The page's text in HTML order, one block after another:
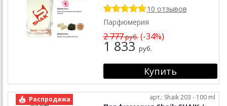
10 отзывов
Парфюмерия
2 777руб.(-34%)
1 833 руб.
Распродажа арт.: Shaik 203 - 100 ml